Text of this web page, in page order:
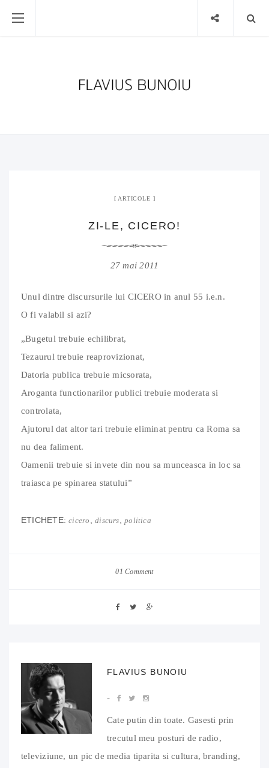
ARTICOLE
ZI-LE, CICERO!
27 mai 2011
Unul dintre discursurile lui CICERO in anul 55 i.e.n.
O fi valabil si azi?
„Bugetul trebuie echilibrat,
Tezaurul trebuie reaprovizionat,
Datoria publica trebuie micsorata,
Aroganta functionarilor publici trebuie moderata si
controlata,
Ajutorul dat altor tari trebuie eliminat pentru ca Roma sa
nu dea faliment.
Oamenii trebuie si invete din nou sa munceasca in loc sa
traiasca pe spinarea statului”
ETICHETE:cicero ,discurs ,politica
01 Comment
FLAVIUS BUNOIU
Cate putin din toate. Gasesti prin
trecutul meu posturi de radio,
televiziune, un pic de media tiparita si cultura, branding,